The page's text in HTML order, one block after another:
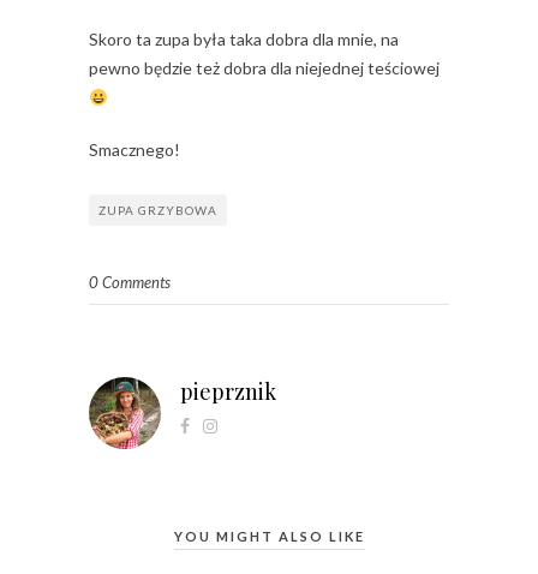
Skoro ta zupa była taka dobra dla mnie, na
pewno będzie też dobra dla niejednej teściowej
Smacznego!
ZUPA GRZYBOWA
0 Comments
pieprznik
YOU MIGHT ALSO LIKE